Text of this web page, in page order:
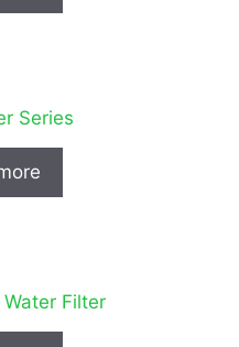
Series
Filter